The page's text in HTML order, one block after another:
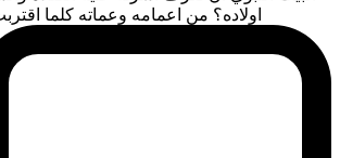
اولاده؟ من اعمامه وعماته كلما